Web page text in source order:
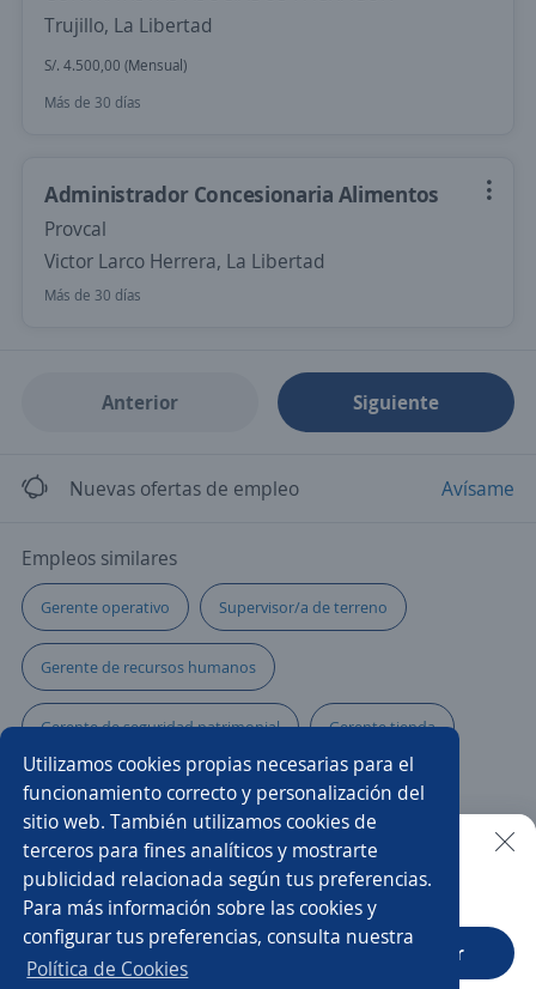
Trujillo, La Libertad
S/. 4.500,00 (Mensual)
Más de 30 días
Administrador Concesionaria Alimentos
Provcal
Victor Larco Herrera, La Libertad
Más de 30 días
Anterior Siguiente
Nuevas ofertas de empleo Avísame
Empleos similares
Gerente operativo Supervisor/a de terreno
Gerente de recursos humanos
Gerente de seguridad patrimonial Gerente tienda
Supervisor/a eléctrico Administrador de tienda
Supervisor/a mecánico Jefe/a de seguridad
Subgerente/a de tienda Administrador ventas
Gerente de ventas inmobiliarias
Buscar es más fácil en la app
CT App Abrir
Utilizamos cookies propias necesarias para el
funcionamiento correcto y personalización del
sitio web. También utilizamos cookies de
terceros para fines analíticos y mostrarte
publicidad relacionada según tus preferencias.
Para más información sobre las cookies y
configurar tus preferencias, consulta nuestra
Política de Cookies